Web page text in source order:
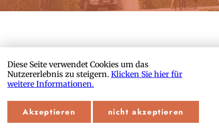
Diese Seite verwendet Cookies um das
Nutzererlebnis zu steigern. Klicken Sie hier für
weitere Informationen.
Akzeptieren nicht akzeptieren
Copyright 2026 Paule Panke
Impressum
Durch: Neubau Office